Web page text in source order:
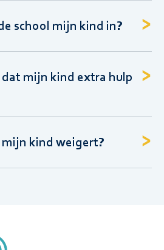
school mijn kind in?
mijn kind extra hulp
mijn kind weigert?